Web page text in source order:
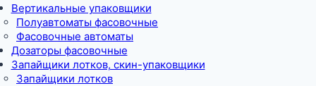
Вертикальные упаковщики
Полуавтоматы фасовочные
Фасовочные автоматы
Дозаторы фасовочные
Запайщики лотков, скин-упаковщики
Запайщики лотков